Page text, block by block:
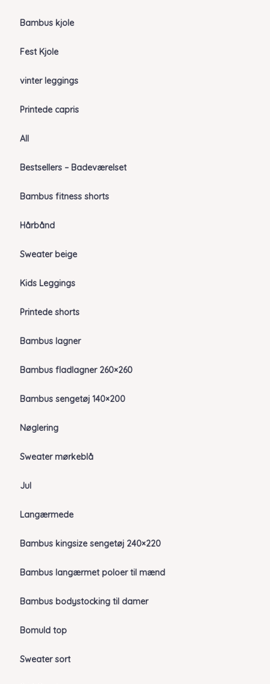
Bambus kjole
Fest Kjole
vinter leggings
Printede capris
All
Bestsellers – Badeværelset
Bambus fitness shorts
Hårbånd
Sweater beige
Kids Leggings
Printede shorts
Bambus lagner
Bambus fladlagner 260×260
Bambus sengetøj 140×200
Nøglering
Sweater mørkeblå
Jul
Langærmede
Bambus kingsize sengetøj 240×220
Bambus langærmet poloer til mænd
Bambus bodystocking til damer
Bomuld top
Sweater sort